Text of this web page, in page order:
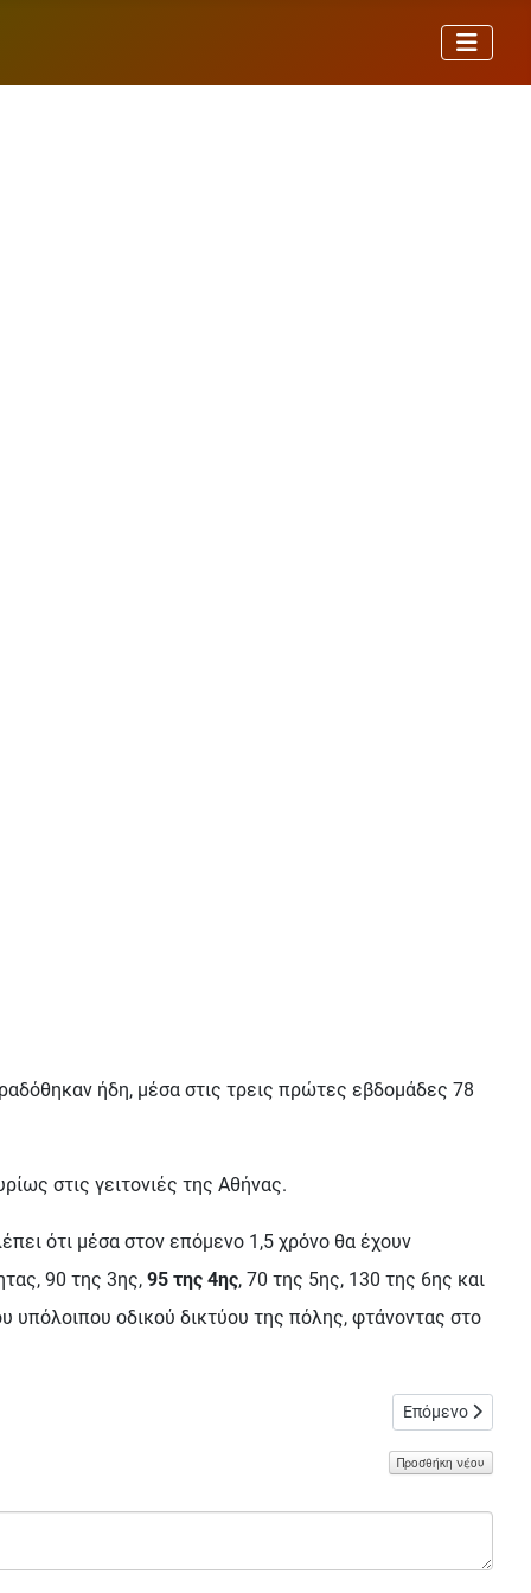
ήδη, μέσα στις τρεις πρώτες εβδομάδες 78
στις γειτονιές της Αθήνας.
ότι μέσα στον επόμενο 1,5 χρόνο θα έχουν
90 της 3ης, 95 της 4ης, 70 της 5ης, 130 της 6ης και
υπόλοιπου οδικού δικτύου της πόλης, φτάνοντας στο
Επόμενο άρθρο:
Επόμενο
Προσθήκη νέου